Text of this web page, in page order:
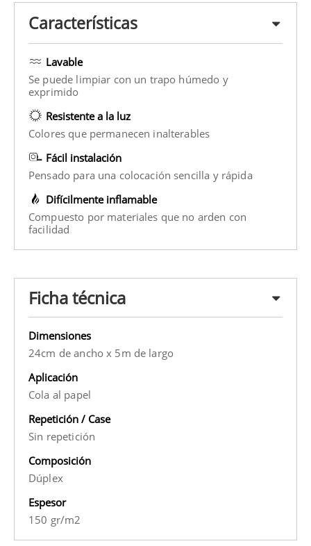
Características
Lavable
Se puede limpiar con un trapo húmedo y
exprimido
Resistente a la luz
Colores que permanecen inalterables
Fácil instalación
Pensado para una colocación sencilla y rápida
Difícilmente inflamable
Compuesto por materiales que no arden con
facilidad
Ficha técnica
Dimensiones
24cm de ancho x 5m de largo
Aplicación
Cola al papel
Repetición / Case
Sin repetición
Composición
Dúplex
Espesor
150 gr/m2